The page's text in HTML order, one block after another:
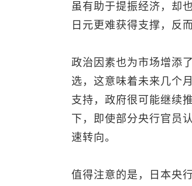
虽有助于提振经济，却
日元更难获得支撑，反
政治因素也为市场增添
选，这意味着未来几个
支持，政府很可能继续
下，即使部分央行官员
速转向。
值得注意的是，日本央